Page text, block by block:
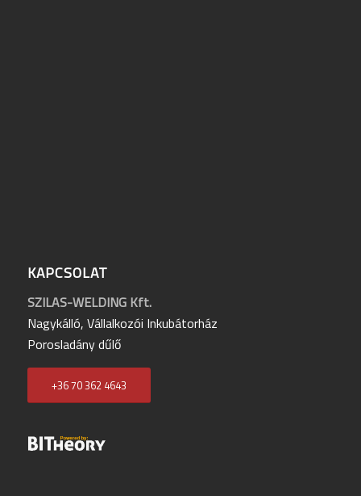
KAPCSOLAT
SZILAS-WELDING Kft.
Nagykálló, Vállalkozói Inkubátorház
Porosladány dűlő
+36 70 362 4643